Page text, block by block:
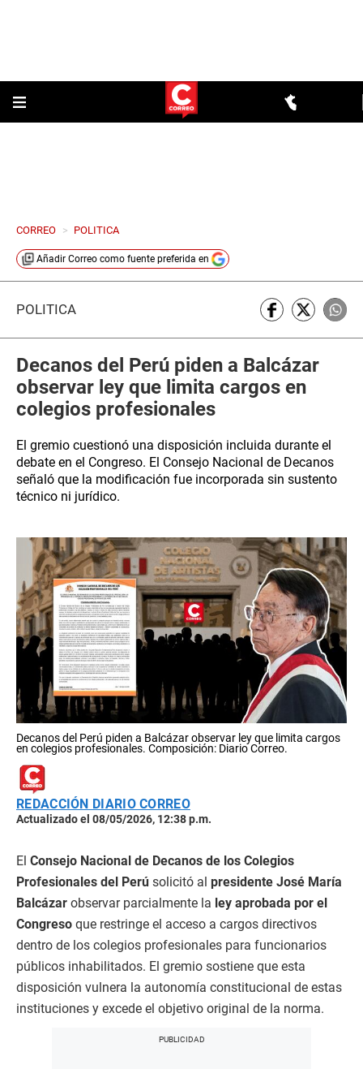
CORREO > POLITICA
Añadir Correo como fuente preferida en
POLÍTICA
Decanos del Perú piden a Balcázar
observar ley que limita cargos en
colegios profesionales
El gremio cuestionó una disposición incluida durante el
debate en el Congreso. El Consejo Nacional de Decanos
señaló que la modificación fue incorporada sin sustento
técnico ni jurídico.
Decanos del Perú piden a Balcázar observar ley que limita cargos
en colegios profesionales. Composición: Diario Correo.
REDACCIÓN DIARIO CORREO
Actualizado el 08/05/2026, 12:38 p.m.
El Consejo Nacional de Decanos de los Colegios
Profesionales del Perú solicitó al presidente José María
Balcázar observar parcialmente la ley aprobada por el
Congreso que restringe el acceso a cargos directivos
dentro de los colegios profesionales para funcionarios
públicos inhabilitados. El gremio sostiene que esta
disposición vulnera la autonomía constitucional de estas
instituciones y excede el objetivo original de la norma.